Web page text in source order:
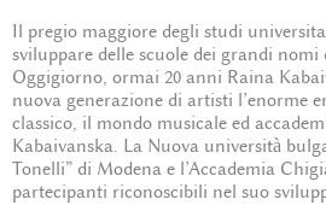
Il pregio maggiore degli studi
sviluppare delle scuole dei grandi nomi
Oggigiorno, ormai 20 anni Raina
nuova generazione di artisti l’enorme
classico, il mondo musicale ed
Kabaivanska. La Nuova università
Tonelli” di Modena e l’Accademia
partecipanti riconoscibili nel suo